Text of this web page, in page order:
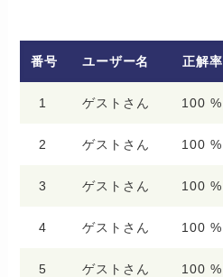
番号 ユーザー名 正解率
1 ゲストさん 100 %
2 ゲストさん 100 %
3 ゲストさん 100 %
4 ゲストさん 100 %
5 ゲストさん 100 %